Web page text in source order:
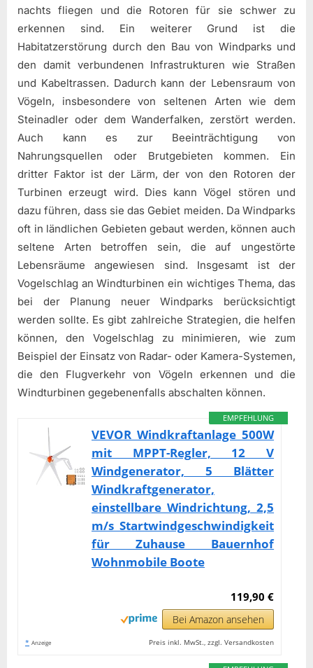
nachts fliegen und die Rotoren für sie schwer zu
erkennen sind. Ein weiterer Grund ist die
Habitatzerstörung durch den Bau von Windparks und
den damit verbundenen Infrastrukturen wie Straßen
und Kabeltrassen. Dadurch kann der Lebensraum von
Vögeln, insbesondere von seltenen Arten wie dem
Steinadler oder dem Wanderfalken, zerstört werden.
Auch kann es zur Beeinträchtigung von
Nahrungsquellen oder Brutgebieten kommen. Ein
dritter Faktor ist der Lärm, der von den Rotoren der
Turbinen erzeugt wird. Dies kann Vögel stören und
dazu führen, dass sie das Gebiet meiden. Da Windparks
oft in ländlichen Gebieten gebaut werden, können auch
seltene Arten betroffen sein, die auf ungestörte
Lebensräume angewiesen sind. Insgesamt ist der
Vogelschlag an Windturbinen ein wichtiges Thema, das
bei der Planung neuer Windparks berücksichtigt
werden sollte. Es gibt zahlreiche Strategien, die helfen
können, den Vogelschlag zu minimieren, wie zum
Beispiel der Einsatz von Radar- oder Kamera-Systemen,
die den Flugverkehr von Vögeln erkennen und die
Windturbinen gegebenenfalls abschalten können.
EMPFEHLUNG
VEVOR Windkraftanlage 500W
mit MPPT-Regler, 12 V
Windgenerator, 5 Blätter
Windkraftgenerator,
einstellbare Windrichtung, 2,5
m/s Startwindgeschwindigkeit
für Zuhause Bauernhof
Wohnmobile Boote
119,90 €
Bei Amazon ansehen
* Anzeige Preis inkl. MwSt., zzgl. Versandkosten